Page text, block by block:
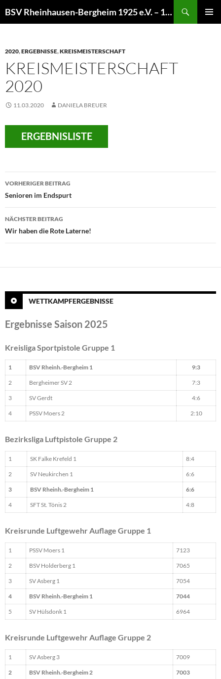
Inhalt
BSV Rheinhausen-Bergheim 1925 e.V. – 100% Sportschießen
2020,ERGEBNISSE,KREISMEISTERSCHAFT
KREISMEISTERSCHAFT
2020
11.03.2020 DANIELA BREUER
ERGEBNISLISTE
Beitragsnavigation
VORHERIGER BEITRAG
Senioren im Endspurt
NÄCHSTER BEITRAG
Wir haben die Rote Laterne!
WETTKAMPFERGEBNISSE
Ergebnisse Saison 2025
Kreisliga Sportpistole Gruppe 1
1 BSV Rheinh.-Bergheim 1 9:3
2 Bergheimer SV 2 7:3
3 SV Gerdt 4:6
4 PSSV Moers 2 2:10
Bezirksliga Luftpistole Gruppe 2
1 SK Falke Krefeld 1 8:4
2 SV Neukirchen 1 6:6
3 BSV Rheinh.-Bergheim 1 6:6
4 SFT St. Tönis 2 4:8
Kreisrunde Luftgewehr Auflage Gruppe 1
1 PSSV Moers 1 7123
2 BSV Holderberg 1 7065
3 SV Asberg 1 7054
4 BSV Rheinh.-Bergheim 1 7044
5 SV Hülsdonk 1 6964
Kreisrunde Luftgewehr Auflage Gruppe 2
1 SV Asberg 3 7009
2 BSV Rheinh.-Bergheim 2 7003